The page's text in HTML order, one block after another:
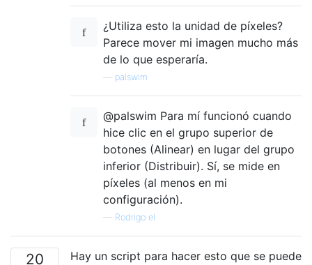
¿Utiliza esto la unidad de píxeles?
Parece mover mi imagen mucho más
de lo que esperaría.
palswim
@palswim Para mí funcionó cuando
hice clic en el grupo superior de
botones (Alinear) en lugar del grupo
inferior (Distribuir). Sí, se mide en
píxeles (al menos en mi
configuración).
— Rodrigo el
20 Hay un script para hacer esto que se puede